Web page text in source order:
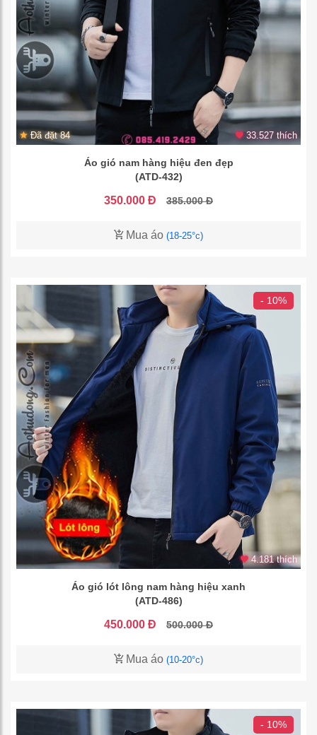
Đã đặt 84 33.527 thích
Áo gió nam hàng hiệu đen đẹp
(ATD-432)
350.000 Đ 385.000 Đ
Mua áo (18-25°c)
- 10%
4.181 thích
Áo gió lót lông nam hàng hiệu xanh
(ATD-486)
450.000 Đ 500.000 Đ
Mua áo (10-20°c)
- 10%